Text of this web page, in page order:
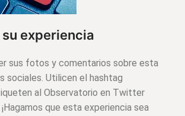
experiencia
sus fotos y comentarios sobre esta
sociales. Utilicen el hashtag
al Observatorio en Twitter
¡Hagamos que esta experiencia sea